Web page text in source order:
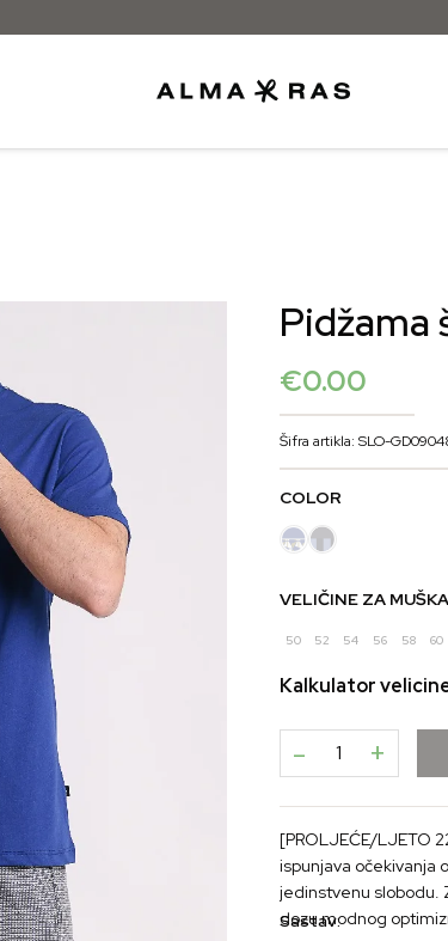
Pidžama
€0.00
Šifra artikla: SLO-
COLOR
VELIČINE ZA
50 52 54 56 58 60
Kalkulator
- +
[PROLJEĆE/LJETO
ispunjava očekivanja
jedinstvenu slobodu.
dozu modnog
Sastav: